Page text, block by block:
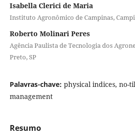
Isabella Clerici de Maria
Instituto Agronômico de Campinas,
Roberto Molinari Peres
Agência Paulista de Tecnologia dos
Preto, SP
Palavras-chave: physical indices, no-
management
Resumo